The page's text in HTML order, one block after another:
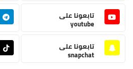
تابعونا على
youtube
تابعونا على
snapchat